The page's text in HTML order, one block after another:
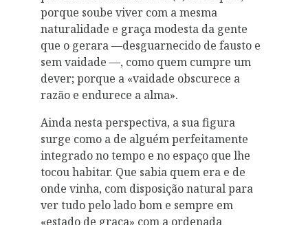
porque soube viver com a mesma
naturalidade e graça modesta da gente
que o gerara —desguarnecido de fausto e
sem vaidade —, como quem cumpre um
dever; porque a «vaidade obscurece a
razão e endurece a alma».
Ainda nesta perspectiva, a sua figura
surge como a de alguém perfeitamente
integrado no tempo e no espaço que lhe
tocou habitar. Que sabia quem era e de
onde vinha, com disposição natural para
ver tudo pelo lado bom e sempre em
«estado de graça» com a ordenada